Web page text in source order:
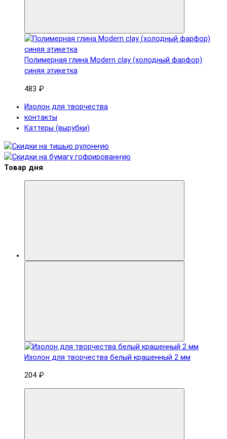
Полимерная глина Modern clay (холодный фарфор)
синяя этикетка
483 ₽
Изолон для творчества
контакты
Каттеры (вырубки)
Товар дня
Изолон для творчества белый крашенный 2 мм
204 ₽